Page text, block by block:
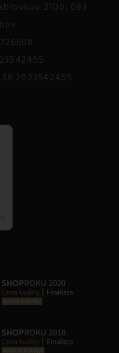
2100, 083
SK 2023542455